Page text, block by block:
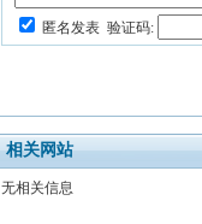
匿名发表 验证码:
相关网站
无相关信息